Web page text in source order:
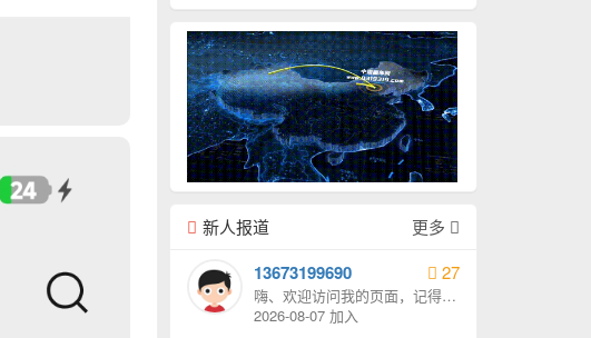
新人报道 更多
13673199690 27
嗨、欢迎访问我的页面，记得给
我发消息哦。
2026-08-07 加入